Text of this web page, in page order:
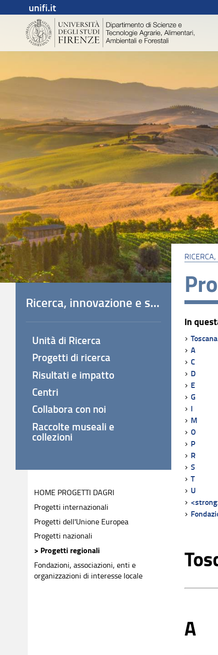
unifi.it
In
Toscana
A
C
D
E
G
I
M
O
P
R
S
T
U
A
Ricerca, innovazione e società
Unità di Ricerca
Progetti di ricerca
Risultati e impatto
Centri
Collabora con noi
Raccolte museali e
collezioni
HOME PROGETTI DAGRI
Progetti internazionali
Progetti dell'Unione Europea
Progetti nazionali
> Progetti regionali
Fondazioni, associazioni, enti e
organizzazioni di interesse locale